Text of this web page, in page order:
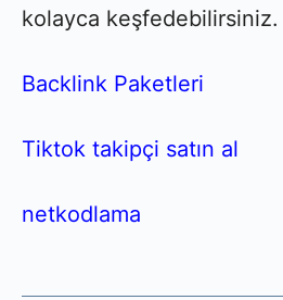
kolayca keşfedebilirsiniz.
Backlink Paketleri
Tiktok takipçi satın al
netkodlama